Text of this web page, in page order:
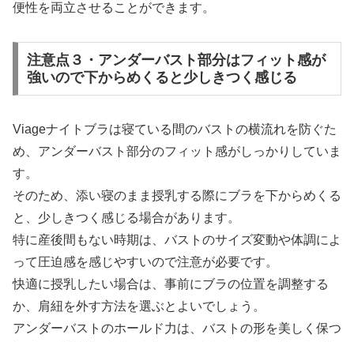
便性を両立させることができます。
注意点３・アンダーバスト部分はフィット感が
強いので下からめくると少しきつく感じる
Viageナイトブラは寝ている間のバストの横流れを防ぐた
め、アンダーバスト部分のフィット感がしっかりしていま
す。
そのため、添い寝のまま授乳する際にブラを下からめくる
と、少しきつく感じる場合があります。
特に産後間もない時期は、バストのサイズ変動や体調によ
って圧迫感を感じやすいので注意が必要です。
快適に授乳したい場合は、事前にブラの位置を調整する
か、肩紐を外す方法を選ぶとよいでしょう。
アンダーバストのホールド力は、バストの形を美しく保つ